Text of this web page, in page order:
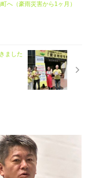
へ（豪雨災害から1ヶ月）
ました